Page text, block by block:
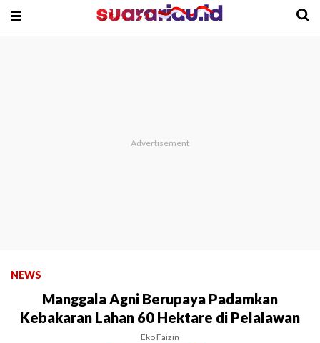
NEWS
Manggala Agni Berupaya Padamkan
Kebakaran Lahan 60 Hektare di Pelalawan
Eko Faizin